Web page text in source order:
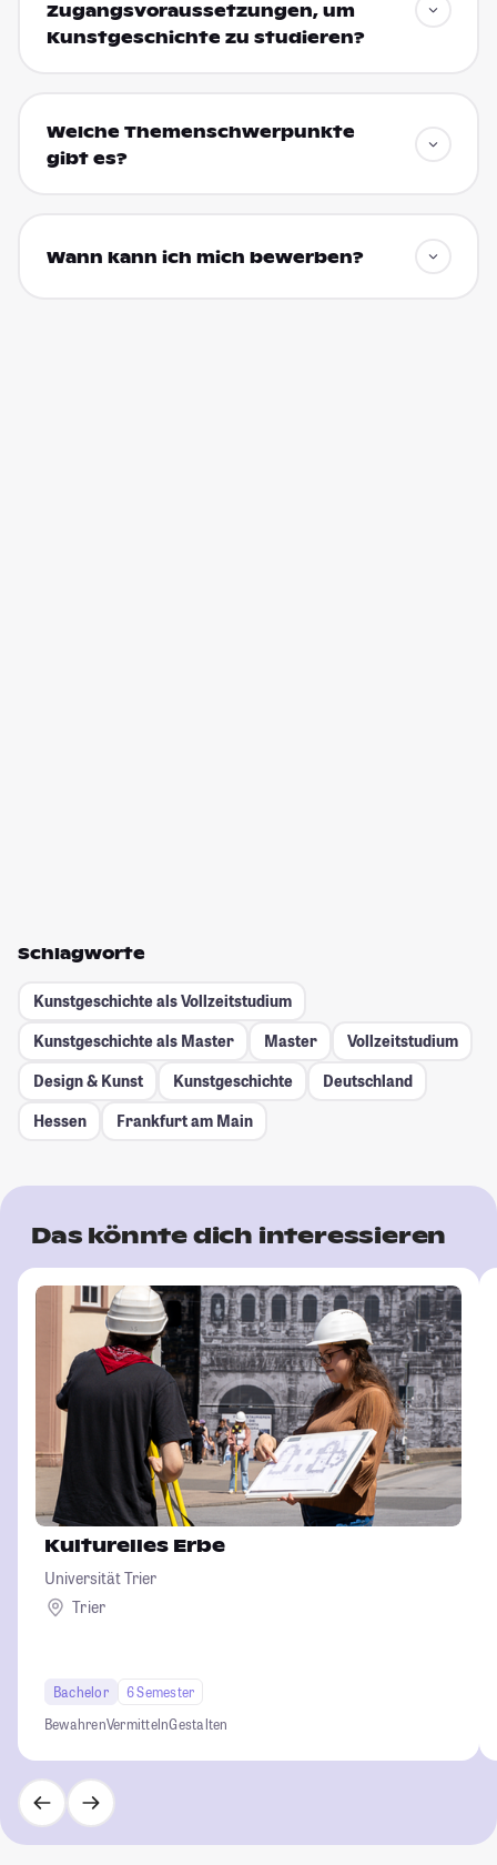
Zugangsvoraussetzungen, um
Kunstgeschichte zu studieren?
Welche Themenschwerpunkte
gibt es?
Wann kann ich mich bewerben?
Schlagworte
Kunstgeschichte als Vollzeitstudium
Kunstgeschichte als Master
Master
Vollzeitstudium
Design & Kunst
Kunstgeschichte
Deutschland
Hessen
Frankfurt am Main
Das könnte dich interessieren
Kulturelles Erbe
Universität Trier
Trier
Bachelor
6 Semester
BewahrenVermittelnGestalten